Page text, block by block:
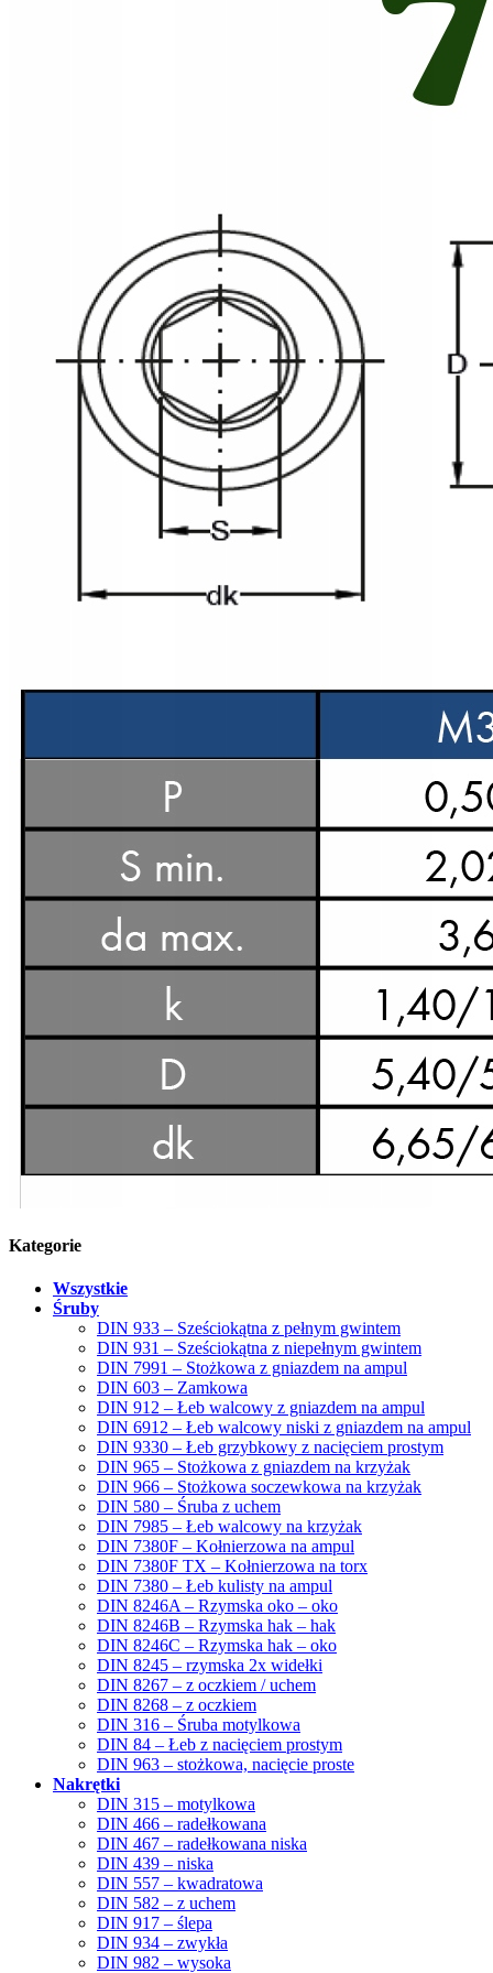
Kategorie
Wszystkie
Śruby
DIN 933 – Sześciokątna z pełnym gwintem
DIN 931 – Sześciokątna z niepełnym gwintem
DIN 7991 – Stożkowa z gniazdem na ampul
DIN 603 – Zamkowa
DIN 912 – Łeb walcowy z gniazdem na ampul
DIN 6912 – Łeb walcowy niski z gniazdem na ampul
DIN 9330 – Łeb grzybkowy z nacięciem prostym
DIN 965 – Stożkowa z gniazdem na krzyżak
DIN 966 – Stożkowa soczewkowa na krzyżak
DIN 580 – Śruba z uchem
DIN 7985 – Łeb walcowy na krzyżak
DIN 7380F – Kołnierzowa na ampul
DIN 7380F TX – Kołnierzowa na torx
DIN 7380 – Łeb kulisty na ampul
DIN 8246A – Rzymska oko – oko
DIN 8246B – Rzymska hak – hak
DIN 8246C – Rzymska hak – oko
DIN 8245 – rzymska 2x widełki
DIN 8267 – z oczkiem / uchem
DIN 8268 – z oczkiem
DIN 316 – Śruba motylkowa
DIN 84 – Łeb z nacięciem prostym
DIN 963 – stożkowa, nacięcie proste
Nakrętki
DIN 315 – motylkowa
DIN 466 – radełkowana
DIN 467 – radełkowana niska
DIN 439 – niska
DIN 557 – kwadratowa
DIN 582 – z uchem
DIN 917 – ślepa
DIN 934 – zwykła
DIN 982 – wysoka